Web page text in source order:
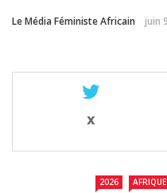
Le Média Féministe Africain juin
X
2026 AFRIQUE